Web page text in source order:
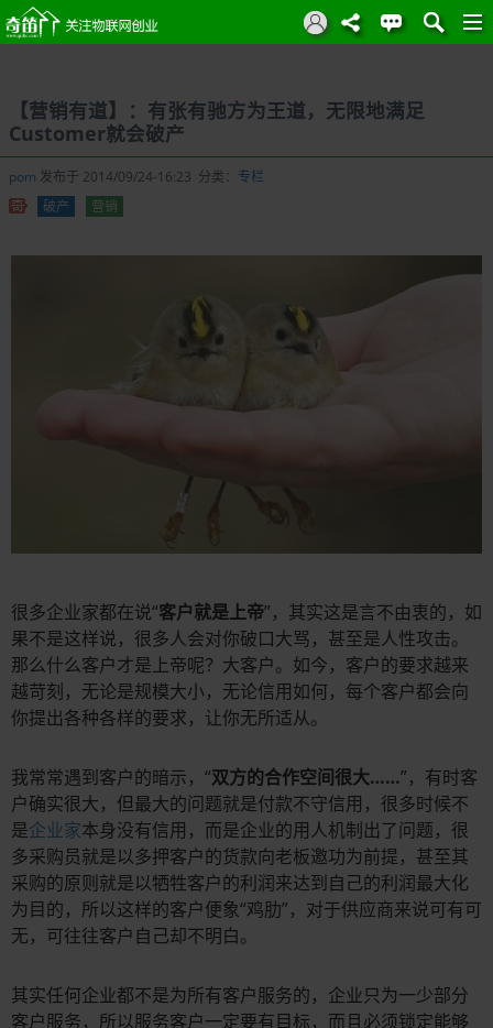
【营销有道】：有张有驰方为王道，无限地满足
Customer就会破产
pom 发布于 2014/09/24-16:23 分类： 专栏
破产
营销
很多企业家都在说“客户就是上帝”，其实这是言不由衷的，如
果不是这样说，很多人会对你破口大骂，甚至是人性攻击。
那么什么客户才是上帝呢？大客户。如今，客户的要求越来
越苛刻，无论是规模大小，无论信用如何，每个客户都会向
你提出各种各样的要求，让你无所适从。
我常常遇到客户的暗示，“双方的合作空间很大……”，有时客
户确实很大，但最大的问题就是付款不守信用，很多时候不
是企业家本身没有信用，而是企业的用人机制出了问题，很
多采购员就是以多押客户的货款向老板邀功为前提，甚至其
采购的原则就是以牺牲客户的利润来达到自己的利润最大化
为目的，所以这样的客户便象“鸡肋”，对于供应商来说可有可
无，可往往客户自己却不明白。
其实任何企业都不是为所有客户服务的，企业只为一少部分
客户服务，所以服务客户一定要有目标，而且必须锁定能够